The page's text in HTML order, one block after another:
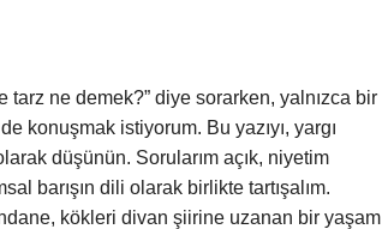
tarz ne demek?” diye sorarken, yalnızca bir
konuşmak istiyorum. Bu yazıyı, yargı
düşünün. Sorularım açık, niyetim
barışın dili olarak birlikte tartışalım.
kökleri divan şiirine uzanan bir yaşam